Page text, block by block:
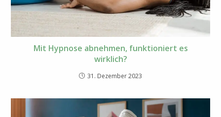
Mit Hypnose abnehmen, funktioniert es
wirklich?
31. Dezember 2023